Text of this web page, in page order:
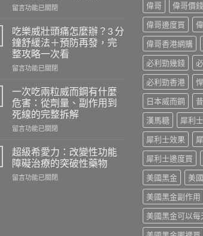
在
天
吃
樂
威
壯
樣？
從
真
實
例、
醫
學
風
留言功能已關閉
吃樂威壯頭痛怎麼辦？3 分
鐘舒緩法＋預防再發，完
整攻略一次看
在
威
壯
頭
痛
麼
辦？
3
分
留言功能已關閉
一次吃兩粒威而鋼有什麼
危害：從劑量、副作用到
死線的完整拆解
在
次
吃
兩
粒
留言功能已關閉
超級希愛力：改變性功能
障礙治療的突破性藥物
在
留言功能已關閉
偉哥
偉哥價錢
偉哥邊度買
偉哥香港網購
必利勁幾錢
必利勁香港
日本威而鋼
漢馬糖
犀利士
犀利士效果
犀利士邊度買
美國黑金
美
美國黑金副作用
美國黑金可以每